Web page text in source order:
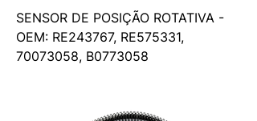
SENSOR DE POSIÇÃO ROTATIVA -
OEM: RE243767, RE575331,
70073058, B0773058